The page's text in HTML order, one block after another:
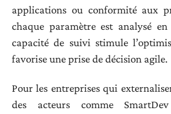
applications ou conformité aux
chaque paramètre est analysé
capacité de suivi stimule
favorise une prise de décision agile.
Pour les entreprises qui
des acteurs comme